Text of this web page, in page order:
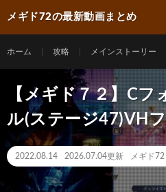
メギド72の最新動画まとめ
ホーム 攻略 メインストーリー
【メギド７２】C
ル(ステージ47)VH
2022.08.14 2026.07.04更新 メギド72